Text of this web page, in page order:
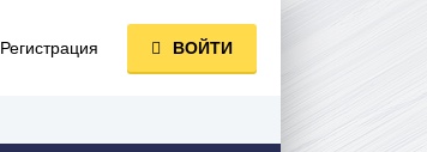
Регистрация ВОЙТИ